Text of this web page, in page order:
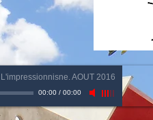
L'impressionnisne. AOUT 2016
00:00/ 00:00